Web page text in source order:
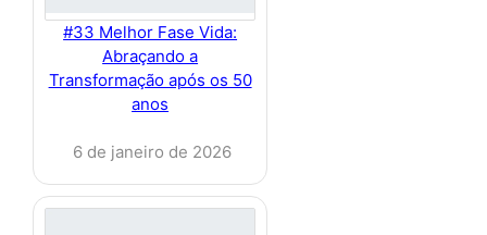
#33 Melhor Fase Vida:
Abraçando a
Transformação após os 50
anos
6 de janeiro de 2026